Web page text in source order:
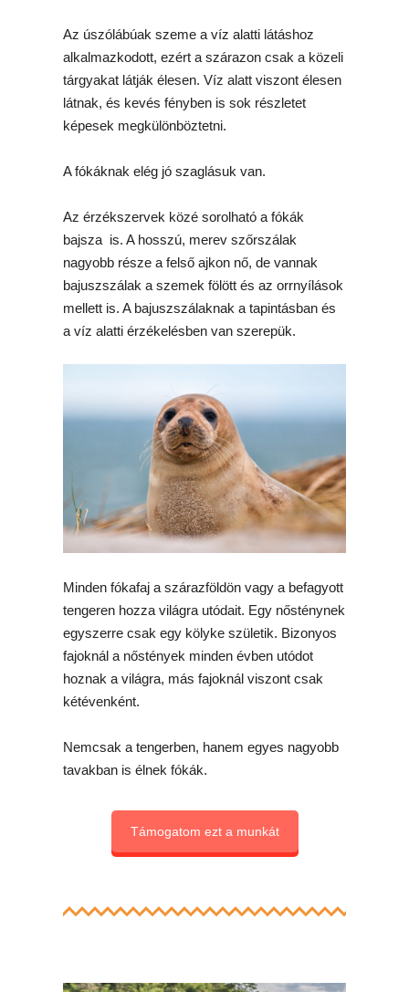
Az úszólábúak szeme a víz alatti látáshoz
alkalmazkodott, ezért a szárazon csak a közeli
tárgyakat látják élesen. Víz alatt viszont élesen
látnak, és kevés fényben is sok részletet
képesek megkülönböztetni.
A fókáknak elég jó szaglásuk van.
Az érzékszervek közé sorolható a fókák
bajsza is. A hosszú, merev szőrszálak
nagyobb része a felső ajkon nő, de vannak
bajuszszálak a szemek fölött és az orrnyílások
mellett is. A bajuszszálaknak a tapintásban és
a víz alatti érzékelésben van szerepük.
Minden fókafaj a szárazföldön vagy a befagyott
tengeren hozza világra utódait. Egy nősténynek
egyszerre csak egy kölyke születik. Bizonyos
fajoknál a nőstények minden évben utódot
hoznak a világra, más fajoknál viszont csak
kétévenként.
Nemcsak a tengerben, hanem egyes nagyobb
tavakban is élnek fókák.
Támogatom ezt a munkát